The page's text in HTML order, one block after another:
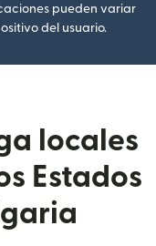
pueden variar
del usuario.
locales
Estados